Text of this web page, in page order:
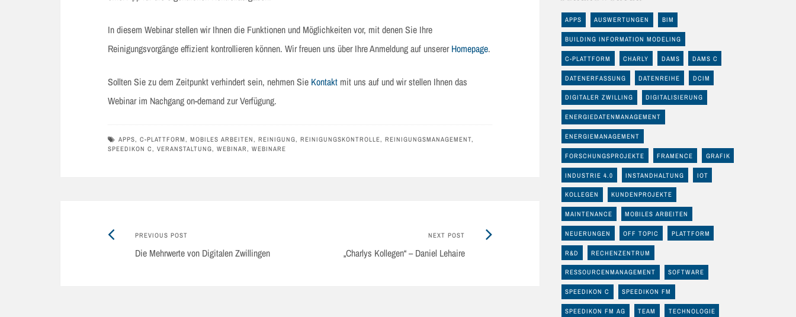
In diesem Webinar stellen wir Ihnen die Funktionen und Möglichkeiten vor, mit denen Sie Ihre
Reinigungsvorgänge effizient kontrollieren können. Wir freuen uns über Ihre Anmeldung auf unsererHomepage.
Sollten Sie zu dem Zeitpunkt verhindert sein, nehmen Sie Kontakt mit uns auf und wir stellen Ihnen das
Webinar im Nachgang on-demand zur Verfügung.
APPS, C-PLATTFORM, MOBILES ARBEITEN, REINIGUNG, REINIGUNGSKONTROLLE, REINIGUNGSMANAGEMENT,
SPEEDIKON C, VERANSTALTUNG, WEBINAR, WEBINARE
PostPREVIOUS POSTPrevious
post:
Die Mehrwerte von Digitalen Zwillingen
NEXT POST
„Charlys Kollegen“ – Daniel Lehaire
Next
APPS AUSWERTUNGEN BIM
BUILDING INFORMATION MODELING
C-PLATTFORM CHARLY DAMS DAMS C
DATENERFASSUNG DATENREIHE DCIM
DIGITALER ZWILLING DIGITALISIERUNG
ENERGIEDATENMANAGEMENT
ENERGIEMANAGEMENT
FORSCHUNGSPROJEKTE FRAMENCE GRAFIK
INDUSTRIE 4.0 INSTANDHALTUNG IOT
KOLLEGEN KUNDENPROJEKTE
MAINTENANCE MOBILES ARBEITEN
NEUERUNGEN OFF TOPIC PLATTFORM
R&D RECHENZENTRUM
RESSOURCENMANAGEMENT SOFTWARE
SPEEDIKON C SPEEDIKON FM
SPEEDIKON FM AG TEAM TECHNOLOGIE